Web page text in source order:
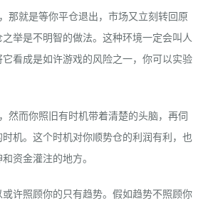
那就是等你平仓退出，市场又立刻转回原
举是不明智的做法。这种环境一定会叫人
看成是如许游戏的风险之一，你可以实验
然而你照旧有时机带着清楚的头脑，再伺
机。这个时机对你顺势仓的利润有利，也
资金灌注的地方。
许照顾你的只有趋势。假如趋势不照顾你